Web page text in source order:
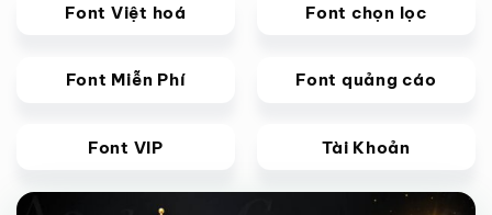
Font Việt hoá Font chọn lọc
Font Miễn Phí Font quảng cáo
Font VIP Tài Khoản
Giảm giá!